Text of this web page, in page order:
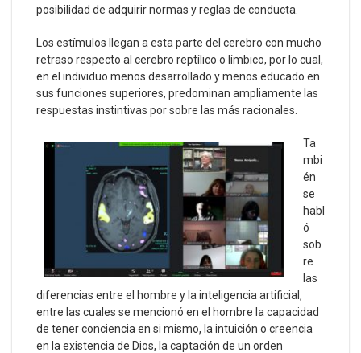
posibilidad de adquirir normas y reglas de conducta.
Los estímulos llegan a esta parte del cerebro con mucho
retraso respecto al cerebro reptílico o límbico, por lo cual,
en el individuo menos desarrollado y menos educado en
sus funciones superiores, predominan ampliamente las
respuestas instintivas por sobre las más racionales.
Ta
mbi
én
se
habl
ó
sob
re
las
diferencias entre el hombre y la inteligencia artificial,
entre las cuales se mencionó en el hombre la capacidad
de tener conciencia en si mismo, la intuición o creencia
en la existencia de Dios, la captación de un orden